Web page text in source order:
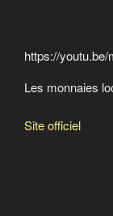
https://
Les monnaies
Site officiel